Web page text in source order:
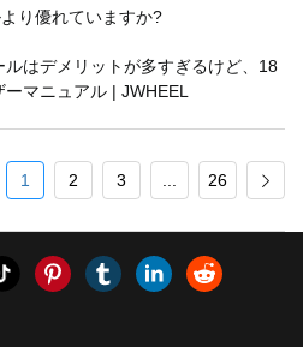
り優れていますか?
はデメリットが多すぎるけど、18
マニュアル | JWHEEL
1 2 3 26